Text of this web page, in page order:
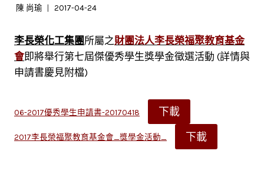
陳 尚瑜 2017-04-24
李長榮化工集團所屬之財團法人李長榮福聚教育基金
會即將舉行第七屆傑優秀學生獎學金徵選活動 (詳情與
申請書慶見附檔)
06-2017優秀學生申請書-20170418 下載
2017李長榮福聚教育基金會_獎學金活動_ 下載